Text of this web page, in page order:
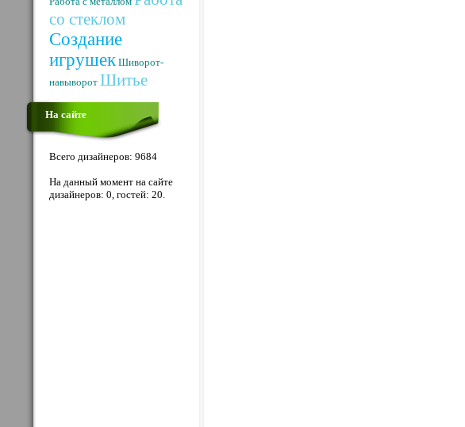
со стеклом
Создание
игрушек Шиворот-
навыворот Шитье
На сайте
Всего дизайнеров: 9684
На данный момент на сайте
дизайнеров: 0, гостей: 20.